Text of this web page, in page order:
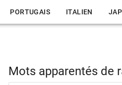
PORTUGAIS ITALIEN
Mots apparentés de